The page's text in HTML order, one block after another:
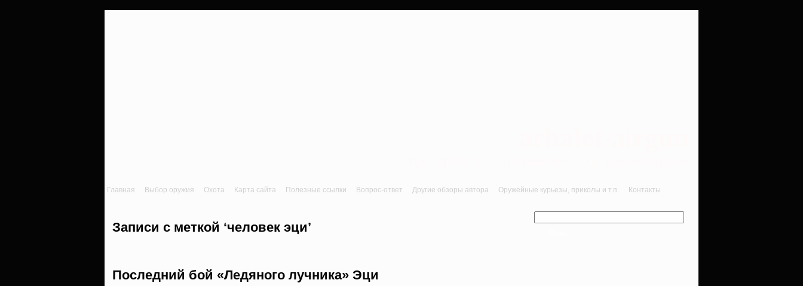
Главная Выбор оружия Охота Карта сайта Полезные ссылки Вопрос-ответ Другие обзоры автора Оружейные курьезы, приколы и т.п. Контакты
Записи с меткой ‘человек эци’
Последний бой «Ледяного лучника» Эци